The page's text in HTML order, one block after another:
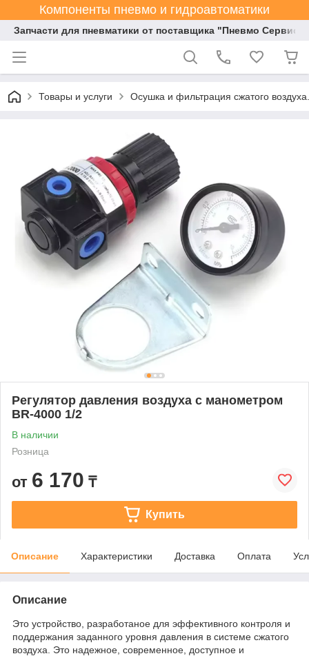
Компоненты пневмо и гидроавтоматики
Запчасти для пневматики от поставщика "Пневмо Сервис
Товары и услуги Осушка и фильтрация сжатого
Регулятор давления воздуха с манометром
BR-4000 1/2
В наличии
Розница
от 6 170 ₸
Купить
Описание Характеристики Доставка Оплата
Описание
Это устройство, разработаное для эффективного контроля и
поддержания заданного уровня давления в системе сжатого
воздуха. Это надежное, современное, доступное и